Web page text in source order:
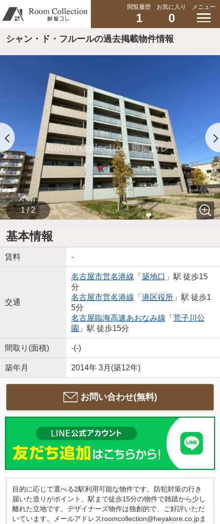
閲覧履歴
1
お気に入り
0
メニュー
シャン・ド・フルールの過去掲載物件情報
1 / 2
基本情報
賃料 -
交通
名古屋市営名港線 「 築地口 」駅 徒歩15
分
名古屋市営名港線 「 港区役所」駅 徒歩1
5分
名古屋臨海高速あおなみ線 「 荒子川公
園 」駅 徒歩15分
間取り(面積) -(-)
築年月 2014年 3月(築12年)
お問い合わせ(無料)
目的に応じて選べる2駅利用可能な物件です。防犯対策の行き
届いた造りがポイント。駅まで徒歩15分の物件で雑踏から少し
離れた立地です。デザイナーズ物件は独創的で、ご好評いただ
いています。メールアドレスroomcollection@heyakore.co.jpま